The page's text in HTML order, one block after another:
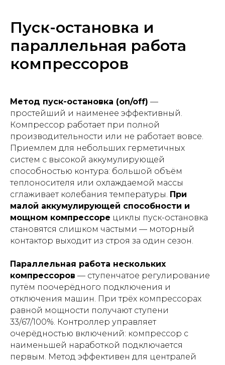
Пуск-остановка и
параллельная работа
компрессоров
Метод пуск-остановка (on/off) —
простейший и наименее эффективный.
Компрессор работает при полной
производительности или не работает вовсе.
Приемлем для небольших герметичных
систем с высокой аккумулирующей
способностью контура: большой объём
теплоносителя или охлаждаемой массы
сглаживает колебания температуры. При
малой аккумулирующей способности и
мощном компрессоре циклы пуск-остановка
становятся слишком частыми — моторный
контактор выходит из строя за один сезон.
Параллельная работа нескольких
компрессоров — ступенчатое регулирование
путём поочерёдного подключения и
отключения машин. При трёх компрессорах
равной мощности получают ступени
33/67/100%. Контроллер управляет
очерёдностью включений: компрессор с
наименьшей наработкой подключается
первым. Метод эффективен для централей